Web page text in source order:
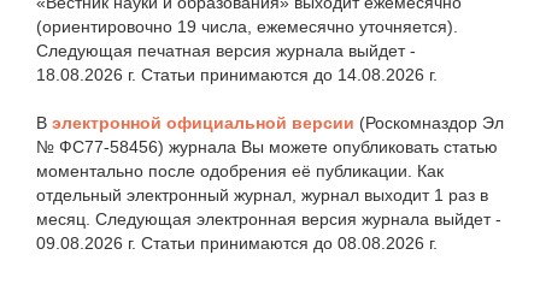
(ориентировочно 19 числа, ежемесячно уточняется).
Следующая печатная версия журнала выйдет -
18.08.2026 г. Статьи принимаются до 14.08.2026 г.
В электронной официальной версии (Роскомназдор Эл
№ ФС77-58456) журнала Вы можете опубликовать статью
моментально после одобрения её публикации. Как
отдельный электронный журнал, журнал выходит 1 раз в
месяц. Следующая электронная версия журнала выйдет -
09.08.2026 г. Статьи принимаются до 08.08.2026 г.